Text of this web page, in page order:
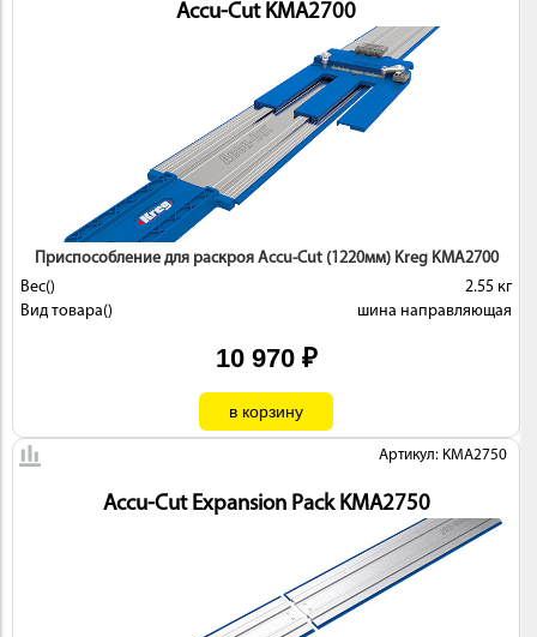
Accu-Cut KMA2700
Приспособление для раскроя Accu-Cut (1220мм) Kreg KMA2700
Вес()
2.55 кг
Вид товара()
шина направляющая
10 970 ₽
Артикул: KMA2750
Accu-Cut Expansion Pack KMA2750